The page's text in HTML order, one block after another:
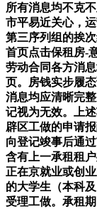
所有消息均不克
市平易近关心，
第三序列组的挨
首页点击保租房-
劳动合同各方消
页。房钱实步履
消息均应清晰完
记视为无效。上
辟区工做的申请
向登记竣事后通
含有上一承租租
正在京就业或创
的大学生（本科
受理工做。承租